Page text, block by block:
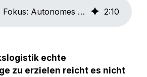
⚡ Feature Fokus: Autonomes Ankoppeln und Abkoppeln mit dem INDUROS 2:10
echte
zu erzielen reicht es nicht